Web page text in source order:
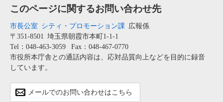
このページに関するお問い合わせ先
市長公室 シティ・プロモーション課 広報係
〒351-8501 埼玉県朝霞市本町1-1-1
Tel：048-463-3059
Fax：048-467-0770
市役所本庁舎との通話内容は、応対品質向上などを目的に録音
しています。
メールでのお問い合わせはこちら